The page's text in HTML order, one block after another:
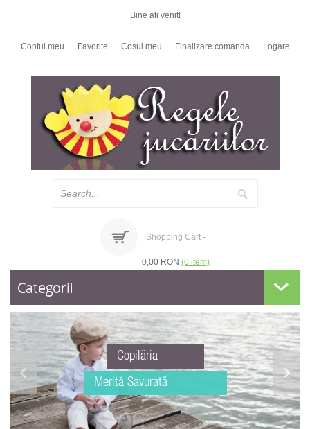
Bine ati venit!
Contul meu Favorite Cosul meu Finalizare comanda Logare
Shopping Cart -
0,00 RON (0 item)
Categorii
Copilăria
Merită Savurată